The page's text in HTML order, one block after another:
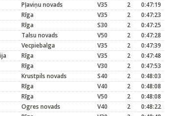
Pļaviņu novads V35 2
0:47:19
Rīga V35 2
0:47:23
Rīga S30 2
0:47:25
Talsu novads V50 2
0:47:28
Vecpiebalga V35 2
0:47:39
Rīga V35 2
0:47:48
Rīga V30 2
0:47:53
Krustpils novads S40 2
0:48:03
Rīga V40 2
0:48:08
Rīga V50 2
0:48:08
Ogres novads V40 2
0:48:22